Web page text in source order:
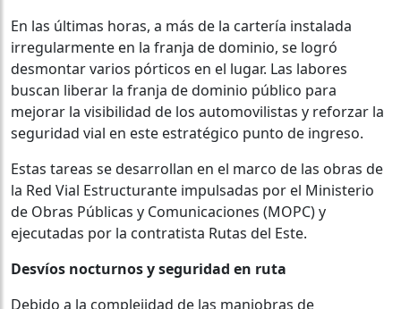
En las últimas horas, a más de la cartería instalada
irregularmente en la franja de dominio, se logró
desmontar varios pórticos en el lugar. Las labores
buscan liberar la franja de dominio público para
mejorar la visibilidad de los automovilistas y reforzar la
seguridad vial en este estratégico punto de ingreso.
Estas tareas se desarrollan en el marco de las obras de
la Red Vial Estructurante impulsadas por el Ministerio
de Obras Públicas y Comunicaciones (MOPC) y
ejecutadas por la contratista Rutas del Este.
Desvíos nocturnos y seguridad en ruta
Debido a la complejidad de las maniobras de